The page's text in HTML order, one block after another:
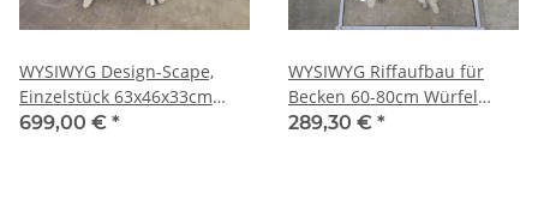
WYSIWYG Design-Scape,
Einzelstück 63x46x33cm
(LxBxH)
699,00 € *
WYSIWYG Riffaufbau für
Becken 60-80cm Würfel
(Riffhöhe aktuell 30/35cm)
289,30 € *